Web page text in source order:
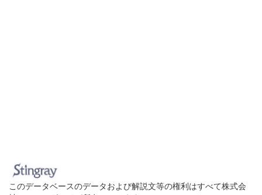
このデータベースのデータおよび解説文等の権利はすべて株式会